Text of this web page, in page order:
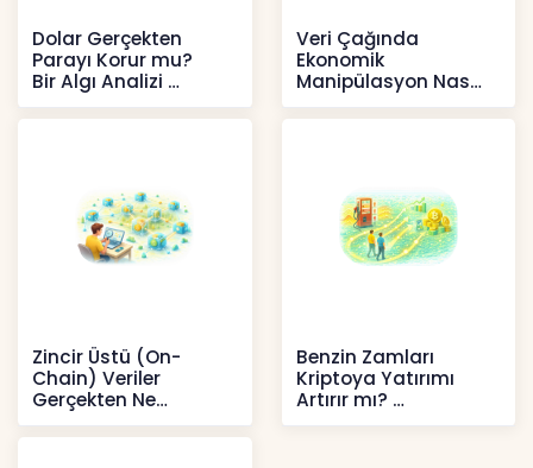
Dolar Gerçekten
Parayı Korur mu?
Bir Algı Analizi
İçerikler
Veri Çağında
Ekonomik
Manipülasyon Nasıl
Şekil Değiştirdi?
İçerikler
Zincir Üstü (On-
Chain) Veriler
Gerçekten Ne
Anlatır?
Kripto
Benzin Zamları
Kriptoya Yatırımı
Artırır mı?
Kripto